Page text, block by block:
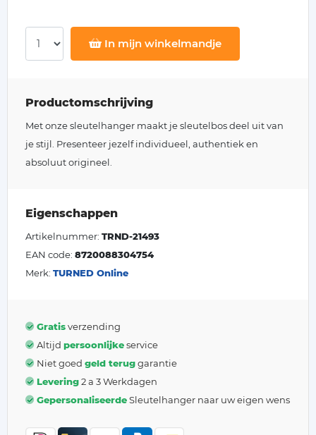
In mijn winkelmandje
Productomschrijving
Met onze sleutelhanger maakt je sleutelbos deel uit van
je stijl. Presenteer jezelf individueel, authentiek en
absoluut origineel.
Eigenschappen
Artikelnummer: TRND-21493
EAN code: 8720088304754
Merk: TURNED Online
Gratisverzending
Altijd persoonlijkeservice
Niet goed geld teruggarantie
Levering2 a 3 Werkdagen
GepersonaliseerdeSleutelhanger naar uw eigen wens